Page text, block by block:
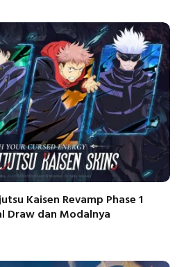
Kaisen Revamp Phase 1
Draw dan Modalnya